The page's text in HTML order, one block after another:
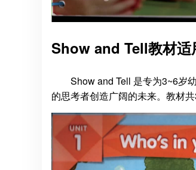
Show and Tell教材适
Show and Tell 是专为3~6岁
的思考者创造广阔的未来。教材